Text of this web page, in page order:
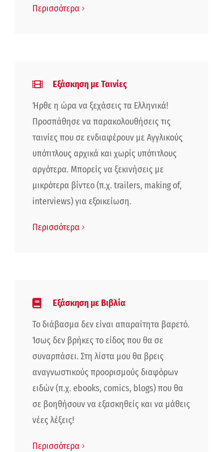
Περισσότερα
Εξάσκηση με Ταινίες
Ήρθε η ώρα να ξεχάσεις τα Ελληνικά!
Προσπάθησε να παρακολουθήσεις τις
ταινίες που σε ενδιαφέρουν με Αγγλικούς
υπότιτλους αρχικά και χωρίς υπότιτλους
αργότερα. Μπορείς να ξεκινήσεις με
μικρότερα βίντεο (π.χ. trailers, making of,
interviews) για εξοικείωση.
Περισσότερα
Εξάσκηση με Βιβλία
Το διάβασμα δεν είναι απαραίτητα βαρετό.
Ίσως δεν βρήκες το είδος που θα σε
συναρπάσει. Στη λίστα μου θα βρεις
αναγνωστικούς προορισμούς διαφόρων
ειδών (π.χ. ebooks, comics, blogs) που θα
σε βοηθήσουν να εξασκηθείς και να μάθεις
νέες λέξεις!
Περισσότερα